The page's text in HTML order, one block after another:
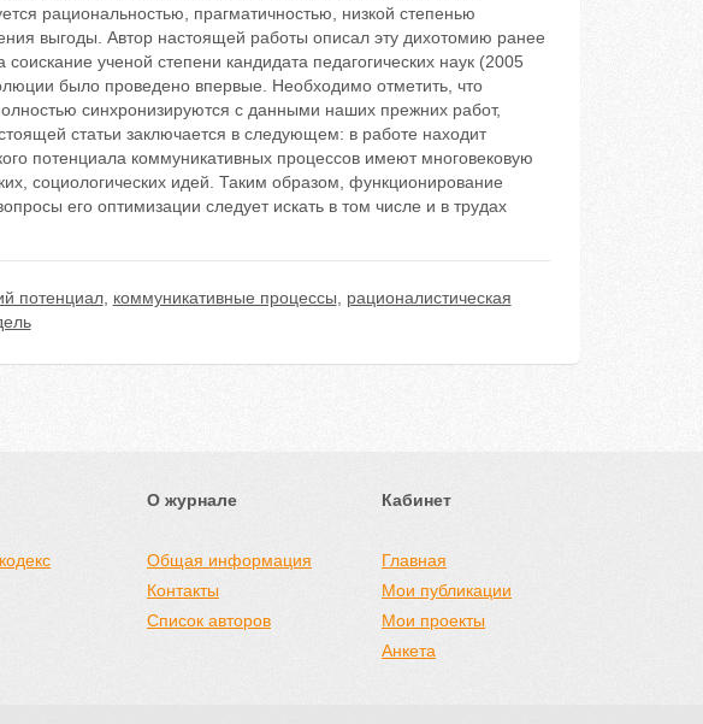
рациональностью, прагматичностью, низкой степенью
выгоды. Автор настоящей работы описал эту дихотомию ранее
ученой степени кандидата педагогических наук (2005
было проведено впервые. Необходимо отметить, что
синхронизируются с данными наших прежних работ,
статьи заключается в следующем: в работе находит
потенциала коммуникативных процессов имеют многовековую
социологических идей. Таким образом, функционирование
его оптимизации следует искать в том числе и в трудах
потенциал, коммуникативные процессы
рационалистическая
О журнале
Общая информация
Контакты
Список авторов
Кабинет
Главная
Мои публикации
Мои проекты
Анкета